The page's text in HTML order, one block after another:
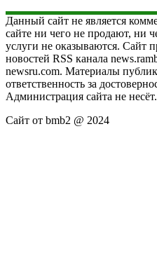
Данный сайт не является
сайте ни чего не продают, ни
услуги не оказываются. Сайт
новостей RSS канала
newsru.com. Материалы
ответственность за
Администрация сайта не несёт.
Сайт от bmb2 @ 2024